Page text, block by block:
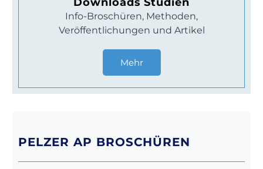
Info-Broschüren, Methoden,
Veröffentlichungen und Artikel
Mehr
PELZER AP BROSCHÜREN